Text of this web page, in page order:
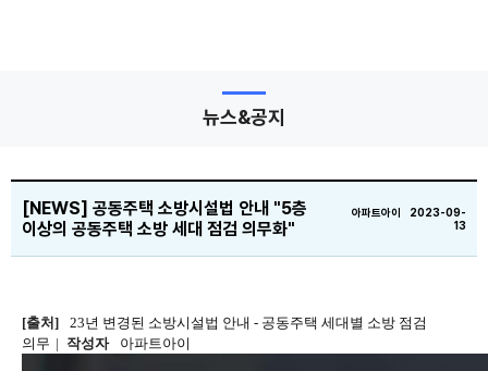
뉴스&공지
[NEWS] 공동주택 소방시설법 안내 "5층
이상의 공동주택 소방 세대 점검 의무화"
아파트아이 2023-09-
13
[출처]
23년 변경된 소방시설법 안내 - 공동주택 세대별 소방 점검
의무 | 작성자 아파트아이